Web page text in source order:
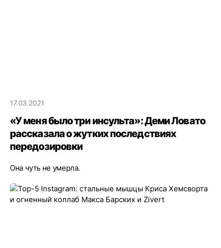
17.03.2021
«У меня было три инсульта»: Деми Ловато
рассказала о жутких последствиях
передозировки
Она чуть не умерла.